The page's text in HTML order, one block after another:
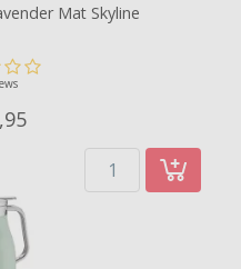
Mat Skyline
95